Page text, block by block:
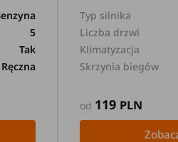
5
Tak
Ręczna
Typ silnika
Liczba drzwi
Klimatyzacja
Skrzynia biegów
od 119 PLN